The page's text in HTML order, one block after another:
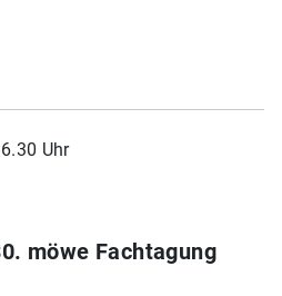
Uhr
möwe Fachtagung